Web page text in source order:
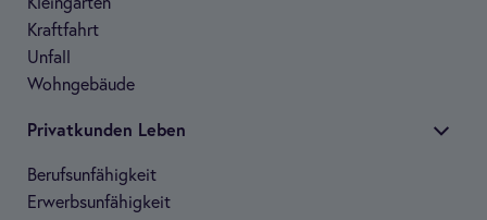
Kraft­fahrt
Unfall
Wohn­ge­bäude
Pri­vat­kun­den Leben
Berufs­un­fä­hig­keit
Erwerbs­un­fä­hig­keit